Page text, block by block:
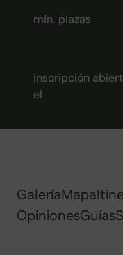
mín. plazas
Inscripción
el
GaleríaMapa
OpinionesGuías